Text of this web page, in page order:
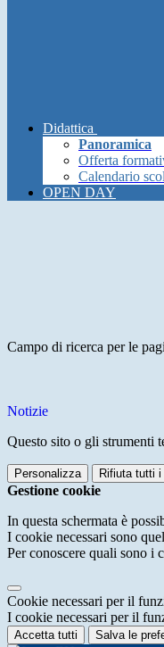
Didattica
Panoramica
Offerta
Calendario
OPEN DAY
Campo di ricerca per le
Notizie
Questo sito o gli strumenti
Personalizza Rifiuta tutti i
Gestione cookie
In questa schermata è
I cookie necessari sono
Per conoscere quali sono i
Cookie necessari per il
I cookie necessari per il
Accetta tutti Salva le